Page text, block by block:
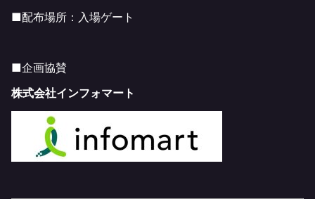
■配布場所：入場ゲート
■企画協賛
株式会社インフォマート